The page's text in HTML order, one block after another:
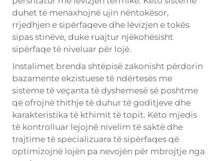
duhet të menaxhojnë ujin nëntokësor,
rrjedhjen e sipërfaqeve dhe lëvizjen e tokës
sipas stinëve, duke ruajtur njëkohësisht
sipërfaqe të niveluar për lojë.
Instalimet brenda shtëpisë zakonisht përdorin
bazamente ekzistuese të ndërtesës me
sisteme të veçanta të dyshemesë së poshtme
që ofrojnë thithje të duhur të goditjeve dhe
karakteristika të kthimit të topit. Këto mjedis
të kontrolluar lejojnë nivelim të saktë dhe
trajtime të specializuara të sipërfaqes që
optimizojnë lojën pa nevojën për mbrojtje nga